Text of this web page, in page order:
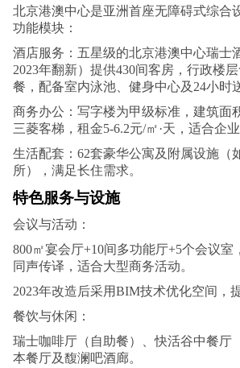
北京港澳中心是亚洲首座无障碍式综合
功能模块：
酒店服务：五星级的北京港澳中心瑞士
2023年翻新）提供430间客房，行政楼
餐，配备室内泳池、健身中心及24小时
商务办公：写字楼为甲级标准，建筑面
三菱客梯，租金5-6.2元/㎡·天，适合企业
生活配套：62套豪华公寓及附属设施（
所），满足长住需求。
特色服务与设施
会议与活动：
800㎡宴会厅+10间多功能厅+5个会议室
同声传译，适合大型商务活动。
2023年改造后采用BIM技术优化空间，
餐饮与休闲：
瑞士咖啡厅（自助餐）、快活谷中餐厅
本餐厅及馥澜吧酒廊。